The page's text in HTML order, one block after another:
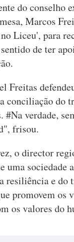
do conselho
Marcos
Liceu', para
de ter
Freitas
conciliação do
#Na verdade,
frisou.
o director
uma sociedade
resiliência e do
promovem
os valores do